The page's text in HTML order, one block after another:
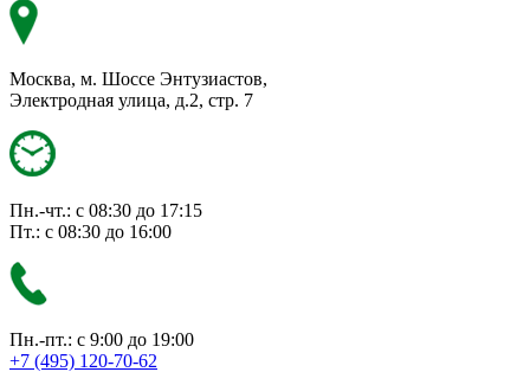
Москва, м. Шоссе Энтузиастов,
Электродная улица, д.2, стр. 7
Пн.-чт.: с 08:30 до 17:15
Пт.: с 08:30 до 16:00
Пн.-пт.: с 9:00 до 19:00
+7 (495) 120-70-62